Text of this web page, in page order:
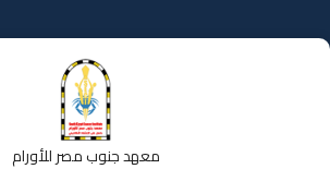
إلى
المحتوى
معهد جنوب مصر للأورام